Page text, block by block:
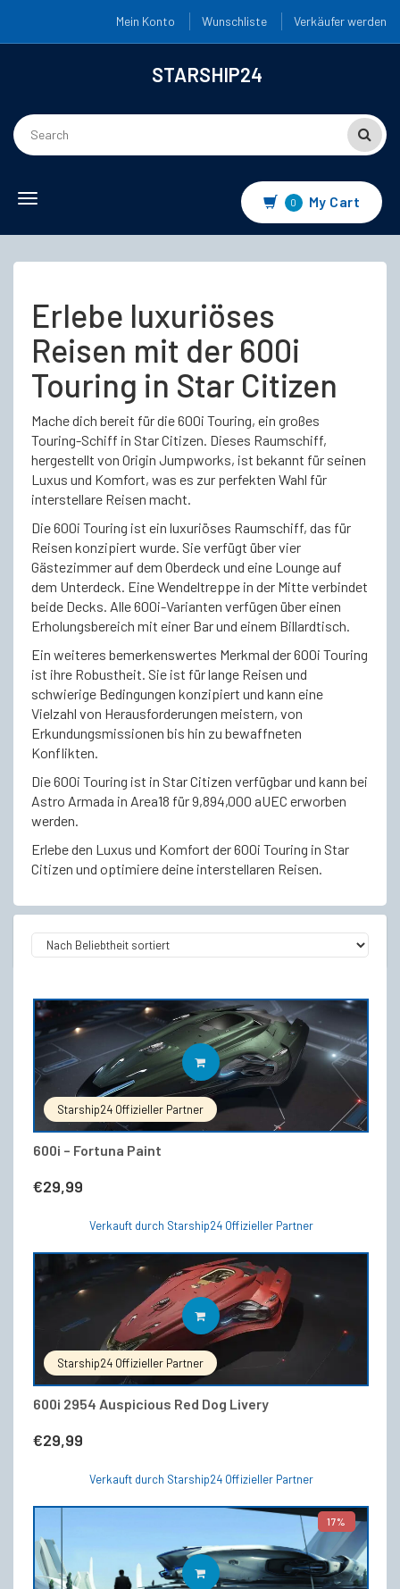
Mein Konto Wunschliste Verkäufer werden
STARSHIP24
Toggle
0 My Cart
Erlebe luxuriöses
Reisen mit der 600i
Touring in Star Citizen
Mache dich bereit für die 600i Touring, ein großes
Touring-Schiff in Star Citizen. Dieses Raumschiff,
hergestellt von Origin Jumpworks, ist bekannt für seinen
Luxus und Komfort, was es zur perfekten Wahl für
interstellare Reisen macht.
Die 600i Touring ist ein luxuriöses Raumschiff, das für
Reisen konzipiert wurde. Sie verfügt über vier
Gästezimmer auf dem Oberdeck und eine Lounge auf
dem Unterdeck. Eine Wendeltreppe in der Mitte verbindet
beide Decks. Alle 600i-Varianten verfügen über einen
Erholungsbereich mit einer Bar und einem Billardtisch.
Ein weiteres bemerkenswertes Merkmal der 600i Touring
ist ihre Robustheit. Sie ist für lange Reisen und
schwierige Bedingungen konzipiert und kann eine
Vielzahl von Herausforderungen meistern, von
Erkundungsmissionen bis hin zu bewaffneten
Konflikten.
Die 600i Touring ist in Star Citizen verfügbar und kann bei
Astro Armada in Area18 für 9,894,000 aUEC erworben
werden.
Erlebe den Luxus und Komfort der 600i Touring in Star
Citizen und optimiere deine interstellaren Reisen.
Starship24 Offizieller Partner
600i – Fortuna Paint
€29,99
IN DEN WARENKORB
Verkauft durch Starship24 Offizieller Partner
Starship24 Offizieller Partner
600i 2954 Auspicious Red Dog Livery
€29,99
IN DEN WARENKORB
Verkauft durch Starship24 Offizieller Partner
17%
IN DEN WARENKORB